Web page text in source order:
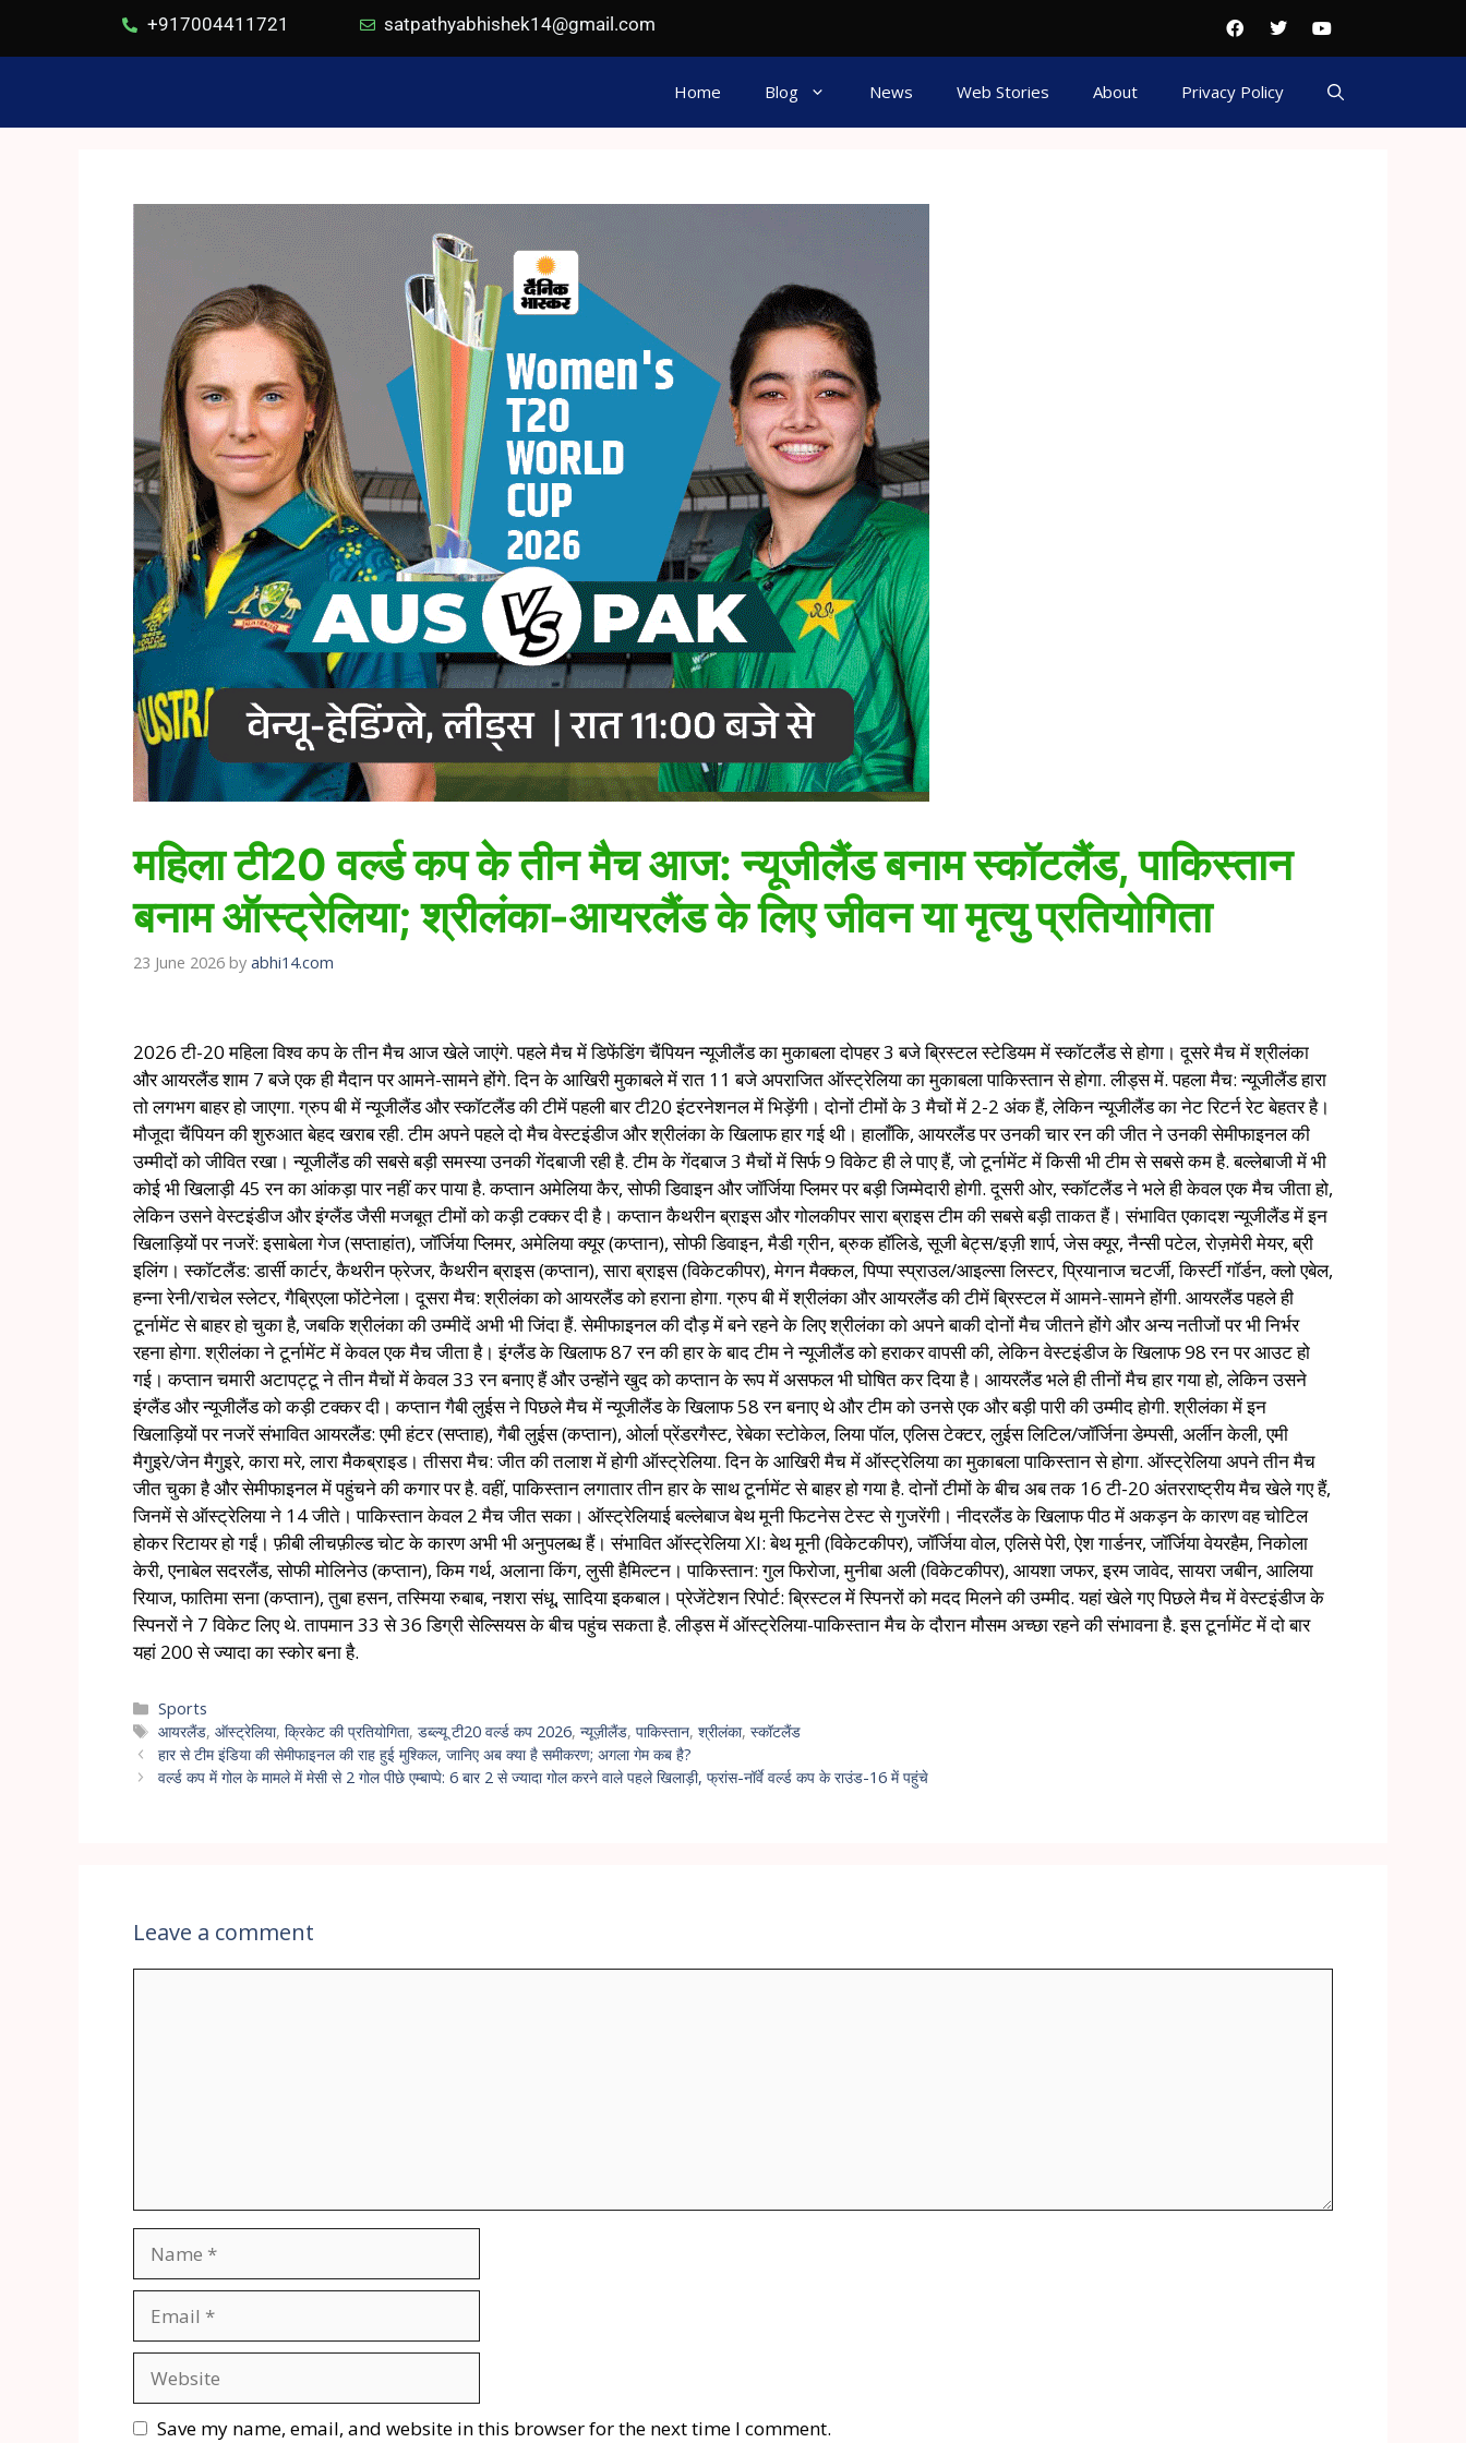
+917004411721 satpathyabhishek14@gmail.com
Home Blog News Web Stories About Privacy Policy
महिला टी20 वर्ल्ड कप के तीन मैच आज: न्यूजीलैंड बनाम स्कॉटलैंड, पाकिस्तान
बनाम ऑस्ट्रेलिया; श्रीलंका-आयरलैंड के लिए जीवन या मृत्यु प्रतियोगिता
23 June 2026 by abhi14.com
2026 टी-20 महिला विश्व कप के तीन मैच आज खेले जाएंगे. पहले मैच में डिफेंडिंग चैंपियन न्यूजीलैंड का मुकाबला दोपहर 3 बजे ब्रिस्टल स्टेडियम में स्कॉटलैंड से होगा। दूसरे मैच में श्रीलंका
और आयरलैंड शाम 7 बजे एक ही मैदान पर आमने-सामने होंगे. दिन के आखिरी मुकाबले में रात 11 बजे अपराजित ऑस्ट्रेलिया का मुकाबला पाकिस्तान से होगा. लीड्स में. पहला मैच: न्यूजीलैंड हारा
तो लगभग बाहर हो जाएगा. ग्रुप बी में न्यूजीलैंड और स्कॉटलैंड की टीमें पहली बार टी20 इंटरनेशनल में भिड़ेंगी। दोनों टीमों के 3 मैचों में 2-2 अंक हैं, लेकिन न्यूजीलैंड का नेट रिटर्न रेट बेहतर है।
मौजूदा चैंपियन की शुरुआत बेहद खराब रही. टीम अपने पहले दो मैच वेस्टइंडीज और श्रीलंका के खिलाफ हार गई थी। हालाँकि, आयरलैंड पर उनकी चार रन की जीत ने उनकी सेमीफाइनल की
उम्मीदों को जीवित रखा। न्यूजीलैंड की सबसे बड़ी समस्या उनकी गेंदबाजी रही है. टीम के गेंदबाज 3 मैचों में सिर्फ 9 विकेट ही ले पाए हैं, जो टूर्नामेंट में किसी भी टीम से सबसे कम है. बल्लेबाजी में भी
कोई भी खिलाड़ी 45 रन का आंकड़ा पार नहीं कर पाया है. कप्तान अमेलिया कैर, सोफी डिवाइन और जॉर्जिया प्लिमर पर बड़ी जिम्मेदारी होगी. दूसरी ओर, स्कॉटलैंड ने भले ही केवल एक मैच जीता हो,
लेकिन उसने वेस्टइंडीज और इंग्लैंड जैसी मजबूत टीमों को कड़ी टक्कर दी है। कप्तान कैथरीन ब्राइस और गोलकीपर सारा ब्राइस टीम की सबसे बड़ी ताकत हैं। संभावित एकादश न्यूजीलैंड में इन
खिलाड़ियों पर नजरें: इसाबेला गेज (सप्ताहांत), जॉर्जिया प्लिमर, अमेलिया क्यूर (कप्तान), सोफी डिवाइन, मैडी ग्रीन, ब्रुक हॉलिडे, सूजी बेट्स/इज़ी शार्प, जेस क्यूर, नैन्सी पटेल, रोज़मेरी मेयर, ब्री
इलिंग। स्कॉटलैंड: डार्सी कार्टर, कैथरीन फ्रेजर, कैथरीन ब्राइस (कप्तान), सारा ब्राइस (विकेटकीपर), मेगन मैक्कल, पिप्पा स्प्राउल/आइल्सा लिस्टर, प्रियानाज चटर्जी, किर्स्टी गॉर्डन, क्लो एबेल,
हन्ना रेनी/राचेल स्लेटर, गैब्रिएला फोंटेनेला। दूसरा मैच: श्रीलंका को आयरलैंड को हराना होगा. ग्रुप बी में श्रीलंका और आयरलैंड की टीमें ब्रिस्टल में आमने-सामने होंगी. आयरलैंड पहले ही
टूर्नामेंट से बाहर हो चुका है, जबकि श्रीलंका की उम्मीदें अभी भी जिंदा हैं. सेमीफाइनल की दौड़ में बने रहने के लिए श्रीलंका को अपने बाकी दोनों मैच जीतने होंगे और अन्य नतीजों पर भी निर्भर
रहना होगा. श्रीलंका ने टूर्नामेंट में केवल एक मैच जीता है। इंग्लैंड के खिलाफ 87 रन की हार के बाद टीम ने न्यूजीलैंड को हराकर वापसी की, लेकिन वेस्टइंडीज के खिलाफ 98 रन पर आउट हो
गई। कप्तान चमारी अटापट्टू ने तीन मैचों में केवल 33 रन बनाए हैं और उन्होंने खुद को कप्तान के रूप में असफल भी घोषित कर दिया है। आयरलैंड भले ही तीनों मैच हार गया हो, लेकिन उसने
इंग्लैंड और न्यूजीलैंड को कड़ी टक्कर दी। कप्तान गैबी लुईस ने पिछले मैच में न्यूजीलैंड के खिलाफ 58 रन बनाए थे और टीम को उनसे एक और बड़ी पारी की उम्मीद होगी. श्रीलंका में इन
खिलाड़ियों पर नजरें संभावित आयरलैंड: एमी हंटर (सप्ताह), गैबी लुईस (कप्तान), ओर्ला प्रेंडरगैस्ट, रेबेका स्टोकेल, लिया पॉल, एलिस टेक्टर, लुईस लिटिल/जॉर्जिना डेम्पसी, अर्लीन केली, एमी
मैगुइरे/जेन मैगुइरे, कारा मरे, लारा मैकब्राइड। तीसरा मैच: जीत की तलाश में होगी ऑस्ट्रेलिया. दिन के आखिरी मैच में ऑस्ट्रेलिया का मुकाबला पाकिस्तान से होगा. ऑस्ट्रेलिया अपने तीन मैच
जीत चुका है और सेमीफाइनल में पहुंचने की कगार पर है. वहीं, पाकिस्तान लगातार तीन हार के साथ टूर्नामेंट से बाहर हो गया है. दोनों टीमों के बीच अब तक 16 टी-20 अंतरराष्ट्रीय मैच खेले गए हैं,
जिनमें से ऑस्ट्रेलिया ने 14 जीते। पाकिस्तान केवल 2 मैच जीत सका। ऑस्ट्रेलियाई बल्लेबाज बेथ मूनी फिटनेस टेस्ट से गुजरेंगी। नीदरलैंड के खिलाफ पीठ में अकड़न के कारण वह चोटिल
होकर रिटायर हो गईं। फ़ीबी लीचफ़ील्ड चोट के कारण अभी भी अनुपलब्ध हैं। संभावित ऑस्ट्रेलिया XI: बेथ मूनी (विकेटकीपर), जॉर्जिया वोल, एलिसे पेरी, ऐश गार्डनर, जॉर्जिया वेयरहैम, निकोला
केरी, एनाबेल सदरलैंड, सोफी मोलिनेउ (कप्तान), किम गर्थ, अलाना किंग, लुसी हैमिल्टन। पाकिस्तान: गुल फिरोजा, मुनीबा अली (विकेटकीपर), आयशा जफर, इरम जावेद, सायरा जबीन, आलिया
रियाज, फातिमा सना (कप्तान), तुबा हसन, तस्मिया रुबाब, नशरा संधू, सादिया इकबाल। प्रेजेंटेशन रिपोर्ट: ब्रिस्टल में स्पिनरों को मदद मिलने की उम्मीद. यहां खेले गए पिछले मैच में वेस्टइंडीज के
स्पिनरों ने 7 विकेट लिए थे. तापमान 33 से 36 डिग्री सेल्सियस के बीच पहुंच सकता है. लीड्स में ऑस्ट्रेलिया-पाकिस्तान मैच के दौरान मौसम अच्छा रहने की संभावना है. इस टूर्नामेंट में दो बार
यहां 200 से ज्यादा का स्कोर बना है.
Sports
आयरलैंड,ऑस्ट्रेलिया,क्रिकेट की प्रतियोगिता,डब्ल्यू टी20 वर्ल्ड कप 2026,न्यूज़ीलैंड,पाकिस्तान,श्रीलंका,स्कॉटलैंड
हार से टीम इंडिया की सेमीफाइनल की राह हुई मुश्किल, जानिए अब क्या है समीकरण; अगला गेम कब है?
वर्ल्ड कप में गोल के मामले में मेसी से 2 गोल पीछे एम्बाप्पे: 6 बार 2 से ज्यादा गोल करने वाले पहले खिलाड़ी, फ्रांस-नॉर्वे वर्ल्ड कप के राउंड-16 में पहुंचे
Leave a comment
Save my name, email, and website in this browser for the next time I comment.